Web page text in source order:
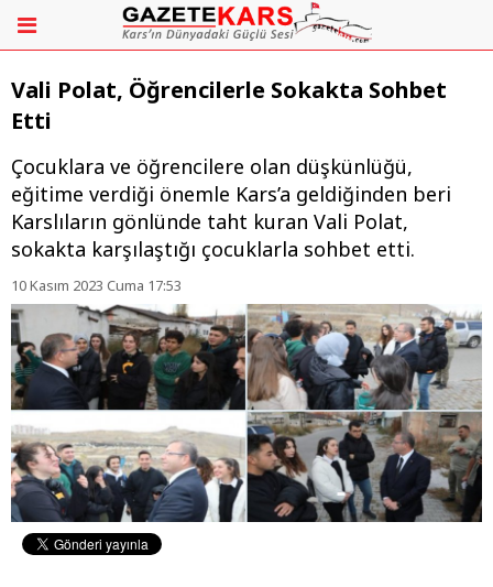
Vali Polat, Öğrencilerle Sokakta Sohbet
Etti
Çocuklara ve öğrencilere olan düşkünlüğü,
eğitime verdiği önemle Kars’a geldiğinden beri
Karslıların gönlünde taht kuran Vali Polat,
sokakta karşılaştığı çocuklarla sohbet etti.
10 Kasım 2023 Cuma 17:53